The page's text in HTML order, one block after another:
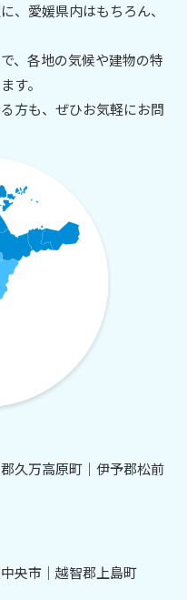
、愛媛県内はもちろん、
、各地の気候や建物の特
す。
方も、ぜひお気軽にお問
久万高原町│伊予郡松前
央市│越智郡上島町